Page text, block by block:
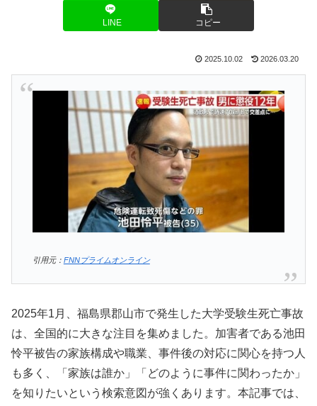
LINE コピー
2025.10.02 2026.03.20
引用元： FNNプライムオンライン
2025年1月、福島県郡山市で発生した大学受験生死亡事故
は、全国的に大きな注目を集めました。加害者である池田
怜平被告の家族構成や職業、事件後の対応に関心を持つ人
も多く、「家族は誰か」「どのように事件に関わったか」
を知りたいという検索意図が強くあります。本記事では、